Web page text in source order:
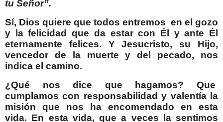
tu Señor”.
Sí, Dios quiere que todos entremos en el gozo
y la felicidad que da estar con Él y ante Él
eternamente felices. Y Jesucristo, su Hijo,
vencedor de la muerte y del pecado, nos
indica el camino.
¿Qué nos dice que hagamos? Que
cumplamos con responsabilidad y valentía la
misión que nos ha encomendado en esta
vida. En esta vida, que a veces la sentimos